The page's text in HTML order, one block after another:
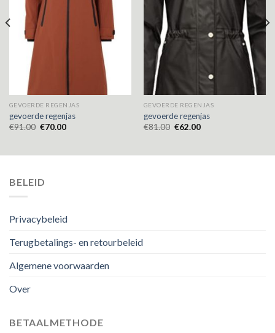
GEVOERDE REGENJAS
gevoerde regenjas
€91.00 €70.00
GEVOERDE REGENJAS
gevoerde regenjas
€81.00 €62.00
BELEID
Privacybeleid
Terugbetalings- en retourbeleid
Algemene voorwaarden
Over
BETAALMETHODE